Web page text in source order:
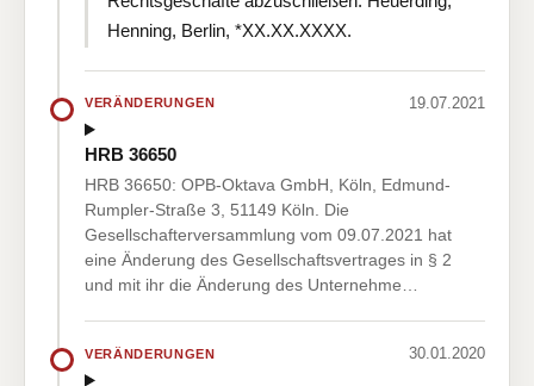
Henning, Berlin, *XX.XX.XXXX.
VERÄNDERUNGEN 19.07.2021
HRB 36650
HRB 36650: OPB-Oktava GmbH, Köln, Edmund-
Rumpler-Straße 3, 51149 Köln. Die
Gesellschafterversammlung vom 09.07.2021 hat
eine Änderung des Gesellschaftsvertrages in § 2
und mit ihr die Änderung des Unternehme…
VERÄNDERUNGEN 30.01.2020